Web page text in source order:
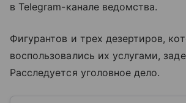
в Telegram-канале ведомства.
Фигурантов и трех дезертиров,
воспользовались их услугами,
Расследуется уголовное дело.